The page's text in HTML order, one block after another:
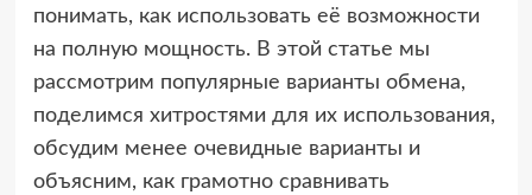
понимать, как использовать её возможности
на полную мощность. В этой статье мы
рассмотрим популярные варианты обмена,
поделимся хитростями для их использования,
обсудим менее очевидные варианты и
объясним, как грамотно сравнивать